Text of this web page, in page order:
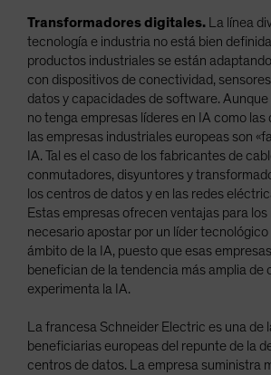
Transformadores digitales. La línea
tecnología e industria no está bien
productos industriales se están
con dispositivos de conectividad,
datos y capacidades de software. Aunque
no tenga empresas líderes en IA como las
las empresas industriales europeas son
IA. Tal es el caso de los fabricantes de
conmutadores, disyuntores y
los centros de datos y en las redes
Estas empresas ofrecen ventajas para los
necesario apostar por un líder tecnológico
ámbito de la IA, puesto que esas
benefician de la tendencia más amplia de
experimenta la IA.
La francesa Schneider Electric es una de
beneficiarias europeas del repunte de la
centros de datos. La empresa suministra